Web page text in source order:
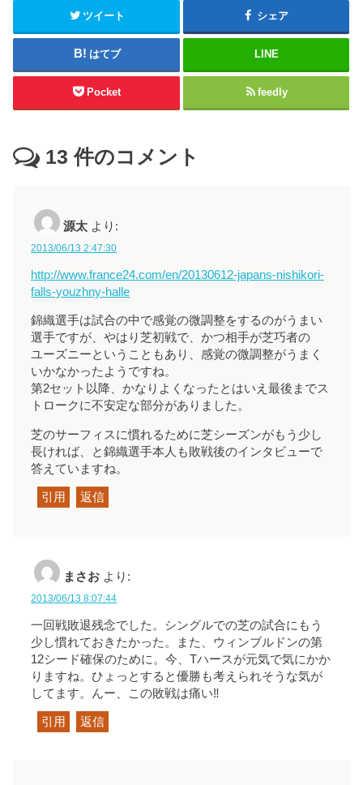
ツイート シェア
はてブ LINE
Pocket feedly
13 件のコメント
源太 より:
2013/06/13 2:47:30
http://www.france24.com/en/20130612-japans-nishikori-
falls-youzhny-halle
錦織選手は試合の中で感覚の微調整をするのがうまい
選手ですが、やはり芝初戦で、かつ相手が芝巧者の
ユーズニーということもあり、感覚の微調整がうまく
いかなかったようですね。
第2セット以降、かなりよくなったとはいえ最後までス
トロークに不安定な部分がありました。
芝のサーフィスに慣れるために芝シーズンがもう少し
長ければ、と錦織選手本人も敗戦後のインタビューで
答えていますね。
引用 返信
まさお より:
2013/06/13 8:07:44
一回戦敗退残念でした。シングルでの芝の試合にもう
少し慣れておきたかった。また、ウィンブルドンの第
12シード確保のために。今、Tハースが元気で気にかか
りますね。ひょっとすると優勝も考えられそうな気が
してます。んー、この敗戦は痛い‼
引用 返信